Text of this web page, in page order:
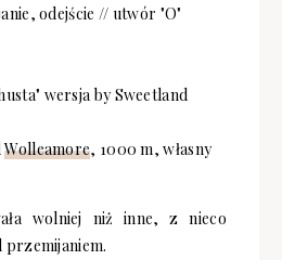
odejście // utwór "O"
wersja by Sweetland
Wolleamore, 1000 m, własny
wolniej niż inne, z nieco
przemijaniem.